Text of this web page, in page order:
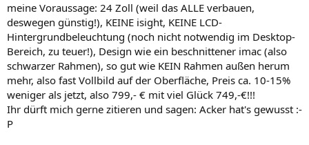
meine Voraussage: 24 Zoll (weil das ALLE verbauen,
deswegen günstig!), KEINE isight, KEINE LCD-
Hintergrundbeleuchtung (noch nicht notwendig im Desktop-
Bereich, zu teuer!), Design wie ein beschnittener imac (also
schwarzer Rahmen), so gut wie KEIN Rahmen außen herum
mehr, also fast Vollbild auf der Oberfläche, Preis ca. 10-15%
weniger als jetzt, also 799,- € mit viel Glück 749,-€!!!
Ihr dürft mich gerne zitieren und sagen: Acker hat's gewusst :-
P